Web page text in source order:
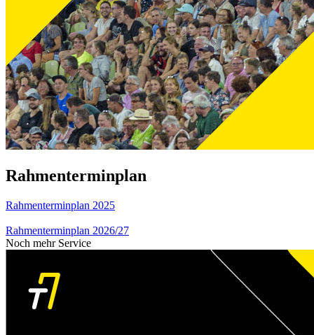
Rahmenterminplan
Rahmenterminplan 2025
Rahmenterminplan 2026/27
Noch mehr Service